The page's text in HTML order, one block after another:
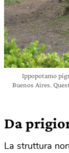
Ippopotamo
Buenos Aires.
Da
La struttura